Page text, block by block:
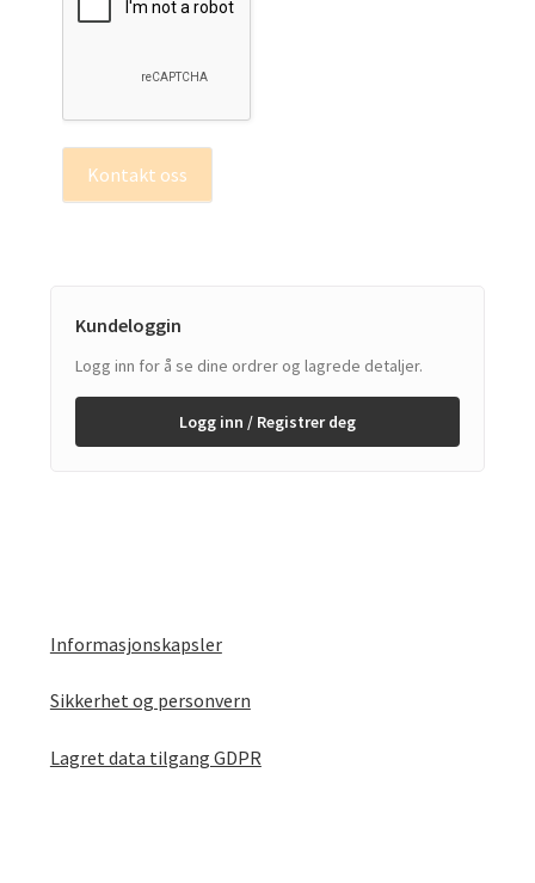
Kontakt oss
Kundeloggin
Logg inn for å se dine ordrer og lagrede detaljer.
Logg inn / Registrer deg
Informasjonskapsler
Sikkerhet og personvern
Lagret data tilgang GDPR